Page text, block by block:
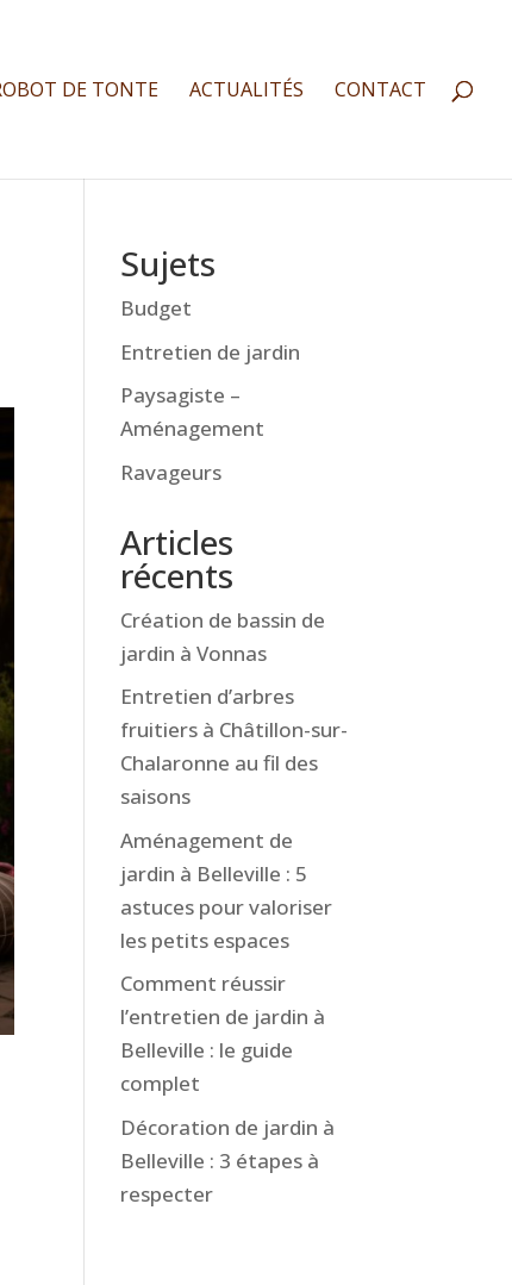
DE TONTE ACTUALITÉS CONTACT
Sujets
Budget
Entretien de jardin
Paysagiste –
Aménagement
Ravageurs
Articles
récents
Création de bassin de
jardin à Vonnas
Entretien d’arbres
fruitiers à Châtillon-sur-
Chalaronne au fil des
saisons
Aménagement de
jardin à Belleville : 5
astuces pour valoriser
les petits espaces
Comment réussir
l’entretien de jardin à
Belleville : le guide
complet
Décoration de jardin à
Belleville : 3 étapes à
respecter